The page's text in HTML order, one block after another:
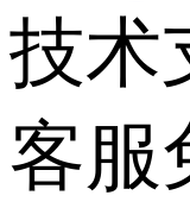
技术
客服